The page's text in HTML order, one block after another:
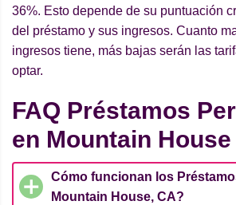
36%. Esto depende de su puntuación
del préstamo y sus ingresos. Cuanto
ingresos tiene, más bajas serán las
optar.
FAQ Préstamos
en Mountain House
Cómo funcionan los
Mountain House, CA?